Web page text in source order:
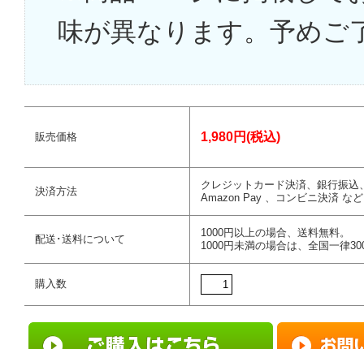
味が異なります。予めご
販売価格 1,980円(税込)
決済方法
クレジットカード決済、銀行振込
Amazon Pay 、コンビニ決済 など
配送･送料について
1000円以上の場合、送料無料。
1000円未満の場合は、全国一律
購入数